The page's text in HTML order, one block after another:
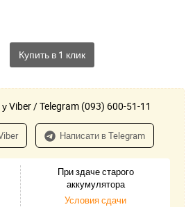
у Viber / Telegram (093) 600-51-11
Написати в Telegram
При здаче старого
аккумулятора
Условия сдачи